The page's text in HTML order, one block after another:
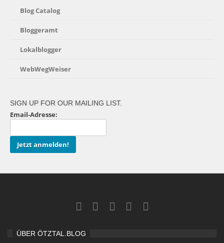
Blog Catalog
Bloggeramt
Lokalblogger
WebWegWeiser
SIGN UP FOR OUR MAILING LIST.
Email-Adresse:
ÜBER ÖTZTAL.BLOG